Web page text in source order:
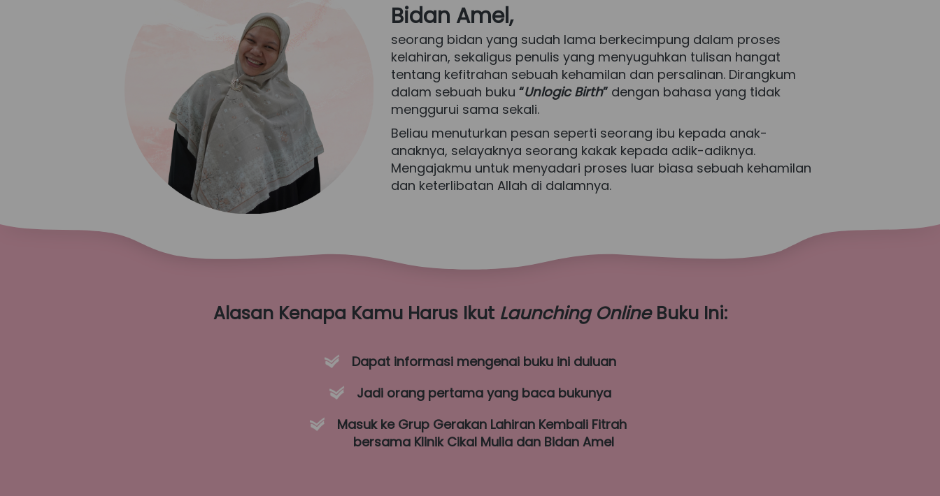
Bidan Amel,
seorang bidan yang sudah lama berkecimpung dalam proses
kelahiran, sekaligus penulis yang menyuguhkan tulisan hangat
tentang kefitrahan sebuah kehamilan dan persalinan. Dirangkum
dalam sebuah buku “Unlogic Birth” dengan bahasa yang tidak
menggurui sama sekali.
Beliau menuturkan pesan seperti seorang ibu kepada anak-
anaknya, selayaknya seorang kakak kepada adik-adiknya.
Mengajakmu untuk menyadari proses luar biasa sebuah kehamilan
dan keterlibatan Allah di dalamnya.
Alasan Kenapa Kamu Harus Ikut Launching Online Buku Ini:
Dapat informasi mengenai buku ini duluan
Jadi orang pertama yang baca bukunya
Masuk ke Grup Gerakan Lahiran Kembali Fitrah
bersama Klinik Cikal Mulia dan Bidan Amel